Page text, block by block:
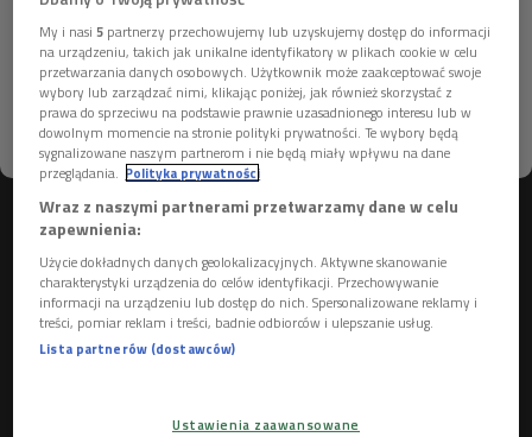
Więcej informacji na ten temat znajdziesz na
stronachdane osoboweorazpolityka prywatności
ROZUMIEM
zerwała z prostotą i naiwnością big beatowych kapel,
zwiastując nadejście nowej epoki w polskiej muzyce.
Byliśmy w kontrze i poszliśmy na całość
- Zaczynaliśmy bez żadnych mistrzów, postanowiliśmy
realizować własne pomysły. Chcieliśmy, by odbijały się od tej
szarej rzeczywistości – opowiadał wTrójkowym Wehikule
Czasulider zespołu
Wokalista Klanu przyznał, że zespół miał zasadę, by nie
śpiewać o miłości. – Teksty były wtedy nudne, a miłość to był
ograny kanon. My chcieliśmy działać w kontrze do tego
My i nasi5 partnerzy przechowujemy lub uzyskujemy dostęp do informacji
na urządzeniu, takich jak unikalne identyfikatory w plikach cookie w celu
przetwarzania danych osobowych. Użytkownik może zaakceptować swoje
wybory lub zarządzać nimi, klikając poniżej, jak również skorzystać z
prawa do sprzeciwu na podstawie prawnie uzasadnionego interesu lub w
dowolnym momencie na stronie polityki prywatności. Te wybory będą
sygnalizowane naszym partnerom i nie będą miały wpływu na dane
przeglądania. Polityka prywatności
Wraz z naszymi partnerami przetwarzamy dane w celu
zapewnienia:
Użycie dokładnych danych geolokalizacyjnych. Aktywne skanowanie
charakterystyki urządzenia do celów identyfikacji. Przechowywanie
informacji na urządzeniu lub dostęp do nich. Spersonalizowane reklamy i
treści, pomiar reklam i treści, badnie odbiorców i ulepszanie usług.
Lista partnerów (dostawców)
Ustawienia zaawansowane